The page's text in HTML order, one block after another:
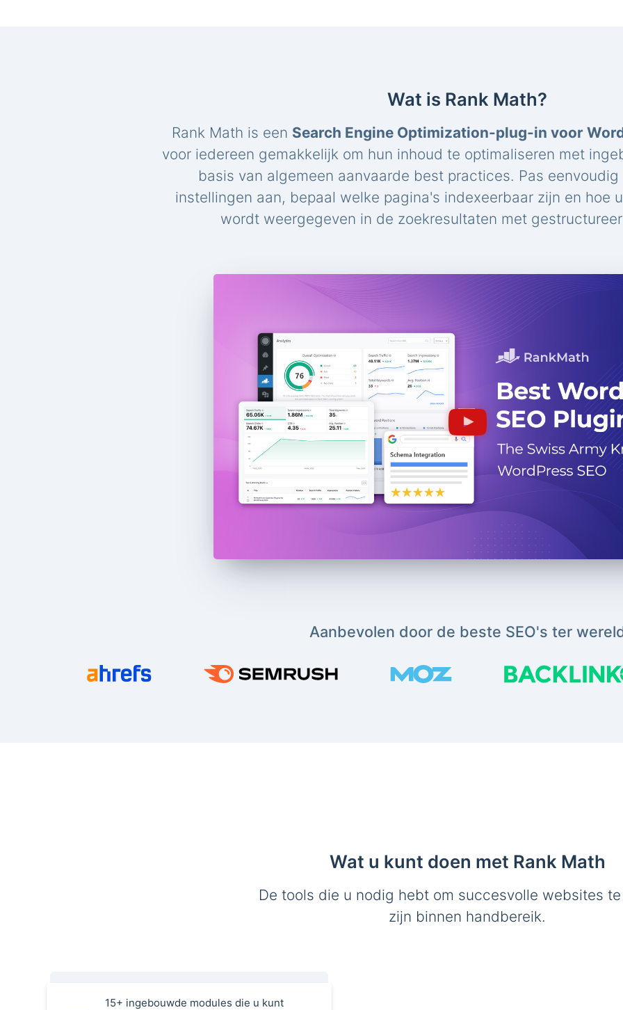
Wat is Rank Math?
Rank Math is een Search Engine Optimization-plug-in voor
voor iedereen gemakkelijk om hun inhoud te optimaliseren met
basis van algemeen aanvaarde best practices. Pas
instellingen aan, bepaal welke pagina's indexeerbaar zijn en hoe
wordt weergegeven in de zoekresultaten met
Aanbevolen door de beste SEO's ter
Wat u kunt doen met Rank Math
De tools die u nodig hebt om succesvolle websites
zijn binnen handbereik.
15+ ingebouwde modules die u kunt